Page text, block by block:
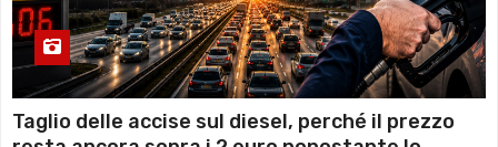
Taglio delle accise sul diesel, perché il prezzo